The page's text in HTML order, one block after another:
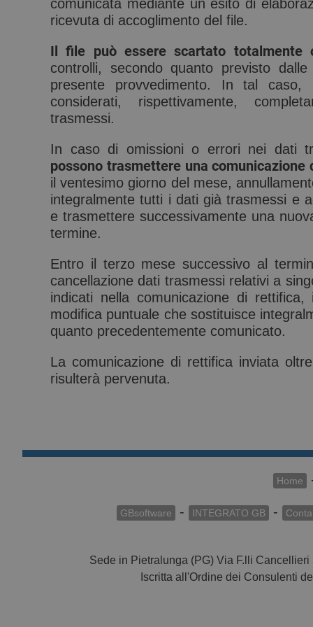
comunicata mediante un esito di
ricevuta di accoglimento del file.
Il file può essere scartato totalmente
controlli, secondo quanto previsto
presente provvedimento. In tal
considerati, rispettivamente,
trasmessi.
In caso di omissioni o errori nei dati
possono trasmettere una comunicazione
il ventesimo giorno del mese,
integralmente tutti i dati già trasmessi e
e trasmettere successivamente una
termine.
Entro il terzo mese successivo al
cancellazione dati trasmessi relativi a
indicati nella comunicazione di rettifica,
modifica puntuale che sostituisce
quanto precedentemente comunicato.
La comunicazione di rettifica inviata
risulterà pervenuta.
Home
GBsoftware - INTEGRATO GB -
Sede in Pietralunga (PG) Via F.lli
Iscritta all'Ordine dei Consulenti